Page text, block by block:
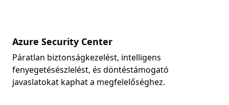
Azure Security Center
Páratlan biztonságkezelést, intelligens
fenyegetésészlelést, és döntéstámogató
javaslatokat kaphat a megfelelőséghez.